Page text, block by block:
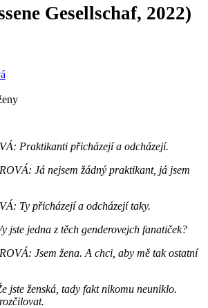
Gesellschaf, 2022)
Praktikanti přicházejí a odcházejí.
Já nejsem žádný praktikant, já jsem
Ty přicházejí a odcházejí taky.
jste jedna z těch genderovejch fanatiček?
Jsem žena. A chci, aby mě tak ostatní
jste ženská, tady fakt nikomu neuniklo.